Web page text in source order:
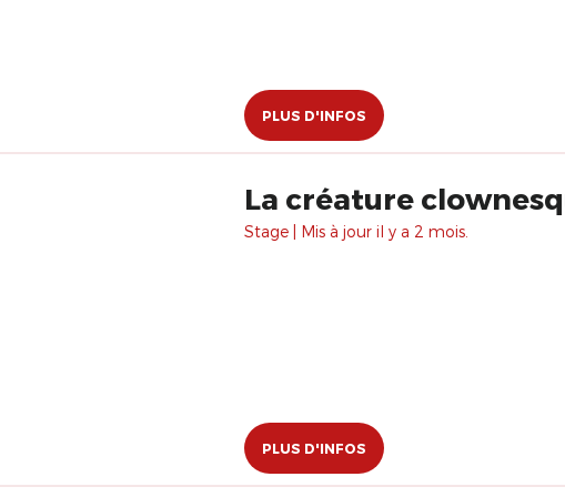
PLUS D'INFOS
La créature
Stage | Mis à jour il y a 2 mois.
PLUS D'INFOS